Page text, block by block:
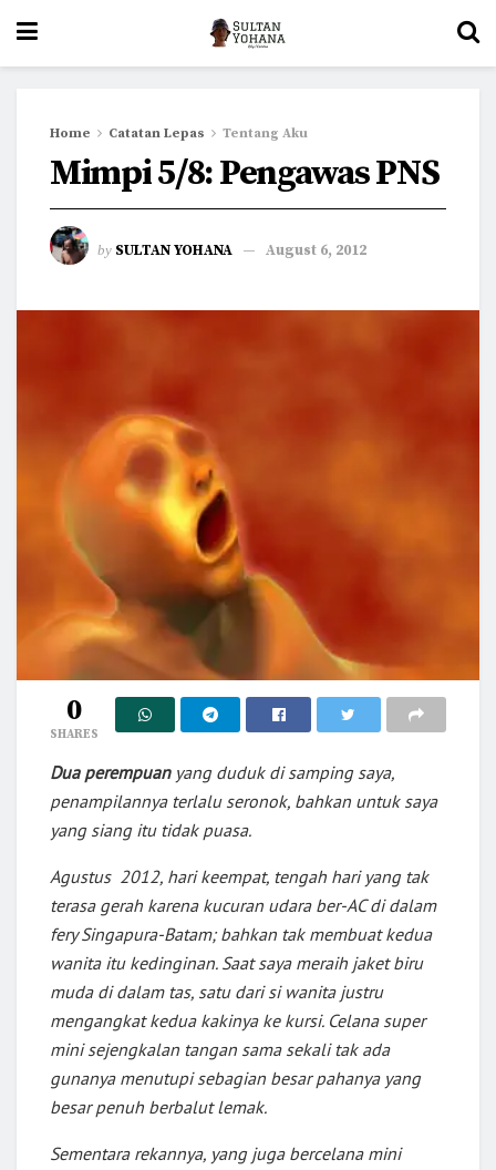
Home Catatan Lepas Tentang Aku
Mimpi 5/8: Pengawas PNS
by SULTAN YOHANA August 6, 2012
0
SHARES
Dua perempuanyang duduk di samping saya,
penampilannya terlalu seronok, bahkan untuk saya
yang siang itu tidak puasa.
Agustus 2012, hari keempat, tengah hari yang tak
terasa gerah karena kucuran udara ber-AC di dalam
fery Singapura-Batam; bahkan tak membuat kedua
wanita itu kedinginan. Saat saya meraih jaket biru
muda di dalam tas, satu dari si wanita justru
mengangkat kedua kakinya ke kursi. Celana super
mini sejengkalan tangan sama sekali tak ada
gunanya menutupi sebagian besar pahanya yang
besar penuh berbalut lemak.
Sementara rekannya, yang juga bercelana mini